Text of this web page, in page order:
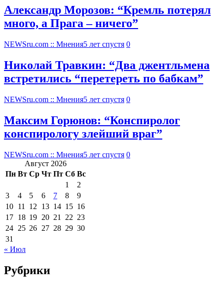
Александр Морозов: “Кремль потерял
много, а Прага – ничего”
NEWSru.com :: Мнения5 лет спустя 0
Николай Травкин: “Два джентльмена
встретились “перетереть по бабкам”
NEWSru.com :: Мнения5 лет спустя 0
Максим Горюнов: “Конспиролог
конспирологу злейший враг”
NEWSru.com :: Мнения5 лет спустя 0
Август 2026
Пн Вт Ср Чт Пт Сб Вс
1
2
3
4 5 6 7 8
9
10 11 12 13 14 15 16
17 18 19 20 21 22 23
24 25 26 27 28 29 30
31
« Июл
Рубрики